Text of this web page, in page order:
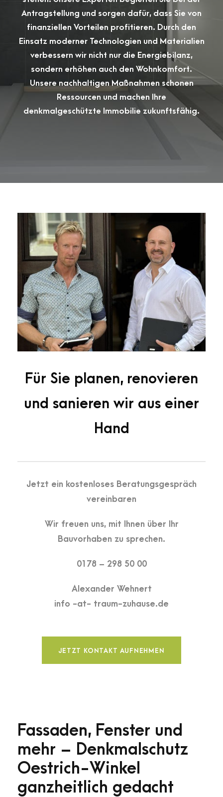
Antragstellung und sorgen dafür, dass Sie von
finanziellen Vorteilen profitieren. Durch den
Einsatz moderner Technologien und Materialien
verbessern wir nicht nur die Energiebilanz,
sondern erhöhen auch den Wohnkomfort.
Unsere nachhaltigen Maßnahmen schonen
Ressourcen und machen Ihre
denkmalgeschützte Immobilie zukunftsfähig.
Für Sie planen, renovieren
und sanieren wir aus einer
Hand
Jetzt ein kostenloses Beratungsgespräch
vereinbaren
Wir freuen uns, mit Ihnen über Ihr
Bauvorhaben zu sprechen.
0178 – 298 50 00
Alexander Wehnert
info -at- traum-zuhause.de
JETZT KONTAKT AUFNEHMEN
Fassaden, Fenster und
mehr – Denkmalschutz
Oestrich-Winkel
ganzheitlich gedacht